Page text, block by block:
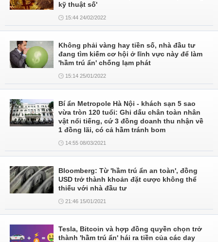
kỹ thuật số'
15:44 24/02/2022
Không phải vàng hay tiền số, nhà đầu tư
đang tìm kiếm cơ hội ở lĩnh vực này để làm
'hầm trú ẩn' chống lạm phát
15:14 25/01/2022
Bí ẩn Metropole Hà Nội - khách sạn 5 sao
vừa tròn 120 tuổi: Ghi dấu chân toàn nhân
vật nổi tiếng, cứ 3 đồng doanh thu nhận về
1 đồng lãi, có cả hầm tránh bom
14:55 08/03/2021
Bloomberg: Từ 'hầm trú ẩn an toàn', đồng
USD trở thành khoản đặt cược không thể
thiếu với nhà đầu tư
21:46 15/01/2021
Tesla, Bitcoin và hợp đồng quyền chọn trở
thành 'hầm trú ẩn' hái ra tiền của các day